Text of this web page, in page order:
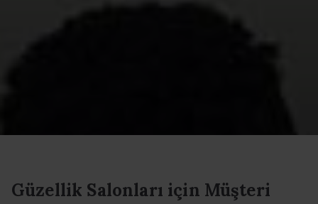
Data
Güzellik Salonları için Müşteri